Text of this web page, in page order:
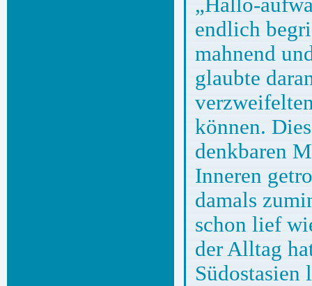
„Hallo-
endlich
mahnend
glaubte
können.
denkbaren
Inneren
damals
schon lief
der Alltag
Südostasien